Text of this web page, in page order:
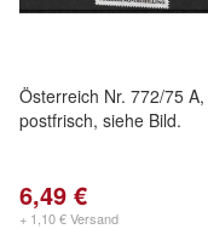
Österreich Nr. 772/75 A,
postfrisch, siehe Bild.
6,49 €
+ 1,10 € Versand